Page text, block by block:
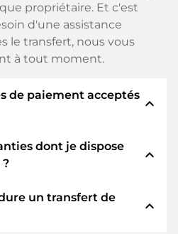
propriétaire. Et c'est
d'une assistance
le transfert, nous vous
à tout moment.
de paiement acceptés
expand_less
paiement anticipé
prestataire de
que : Cartes de crédit,
GooglePay, Alipay ou
dont je dispose
expand_less
vous garantissons
Nous nous en
un transfert de
expand_less